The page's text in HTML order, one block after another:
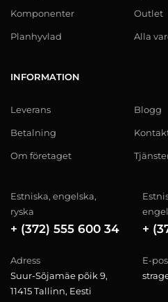
Komponenter
Planhyvlad
Outlet
Alla
INFORMATION
Leverans
Betalning
Om företaget
Blogg
Estniska, engelska,
ryska
+ (372) 555 600 34 +
Adress
Suur-Sõjamäe põik 9,
11415 Tallinn, Eesti
E-